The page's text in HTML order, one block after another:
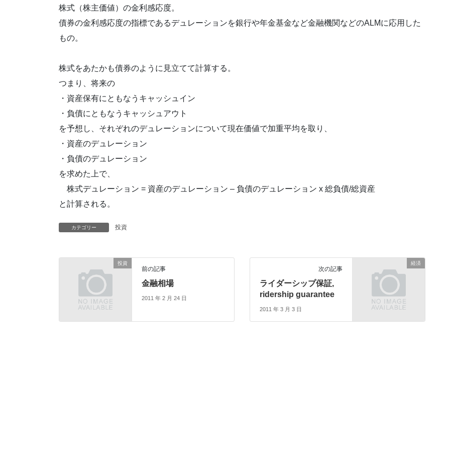
株式（株主価値）の金利感応度。
債券の金利感応度の指標であるデュレーションを銀行や年金基金など金融機関などのALMに応用した
もの。
株式をあたかも債券のように見立てて計算する。
つまり、将来の
・資産保有にともなうキャッシュイン
・負債にともなうキャッシュアウト
を予想し、それぞれのデュレーションについて現在価値で加重平均を取り、
・資産のデュレーション
・負債のデュレーション
を求めた上で、
株式デュレーション = 資産のデュレーション – 負債のデュレーション x 総負債/総資産
と計算される。
カテゴリー 投資
投資
前の記事
金融相場
2011 年 2 月 24 日
経済
次の記事
ライダーシップ保証,
ridership guarantee
2011 年 3 月 3 日